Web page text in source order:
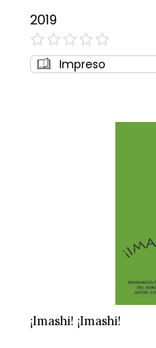
2019
0%
Impreso
¡Imashi! ¡Imashi!